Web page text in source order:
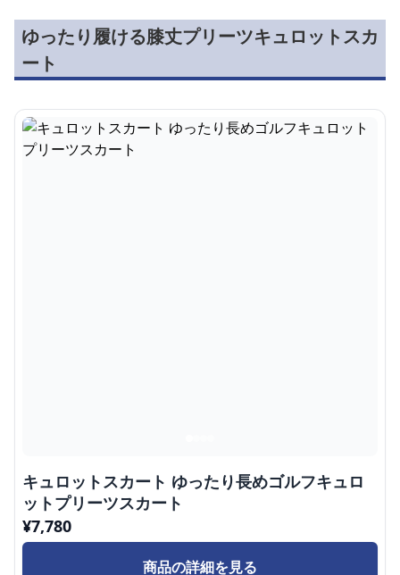
ゆったり履ける膝丈プリーツキュロットスカ
ート
キュロットスカート ゆったり長めゴルフキュロ
ットプリーツスカート
¥7,780
商品の詳細を見る